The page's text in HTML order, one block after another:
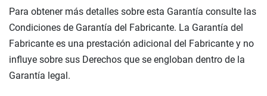
Para obtener más detalles sobre esta Garantía consulte las
Condiciones de Garantía del Fabricante. La Garantía del
Fabricante es una prestación adicional del Fabricante y no
influye sobre sus Derechos que se engloban dentro de la
Garantía legal.